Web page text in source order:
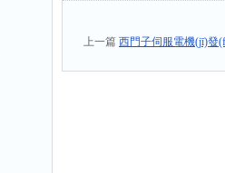
上一篇 西門子伺服電機(jī)發